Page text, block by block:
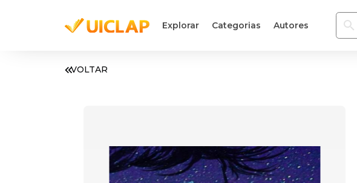
Explorar Categorias Autores
VOLTAR